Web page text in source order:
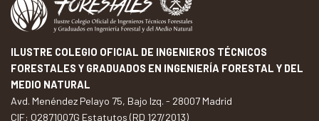
ILUSTRE COLEGIO OFICIAL DE INGENIEROS TÉCNICOS
FORESTALES Y GRADUADOS EN INGENIERÍA FORESTAL Y DEL
MEDIO NATURAL
Avd. Menéndez Pelayo 75, Bajo Izq. - 28007 Madrid
CIF: Q2871007G Estatutos (RD 127/2013)